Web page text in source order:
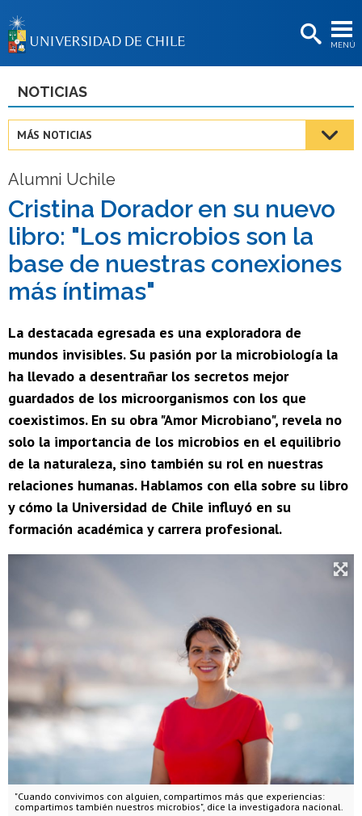
MENÚ
BIBLIOTECAS
Estudiantes
Funcionarias/os
Egresadas/os
NOTICIAS
MÁS NOTICIAS
Alumni Uchile
Cristina Dorador en su nuevo
libro: "Los microbios son la
base de nuestras conexiones
más íntimas"
La destacada egresada es una exploradora de
mundos invisibles. Su pasión por la microbiología la
ha llevado a desentrañar los secretos mejor
guardados de los microorganismos con los que
coexistimos. En su obra "Amor Microbiano", revela no
solo la importancia de los microbios en el equilibrio
de la naturaleza, sino también su rol en nuestras
relaciones humanas. Hablamos con ella sobre su libro
y cómo la Universidad de Chile influyó en su
formación académica y carrera profesional.
"Cuando convivimos con alguien, compartimos más que experiencias:
compartimos también nuestros microbios", dice la investigadora nacional.